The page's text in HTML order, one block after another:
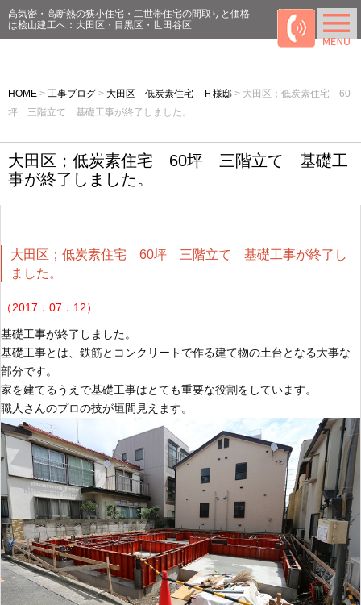
高気密・高断熱の狭小住宅・二世帯住宅の間取りと価格
は桧山建工へ：大田区・目黒区・世田谷区
HOME > 工事ブログ > 大田区 低炭素住宅 Ｈ様邸 > 大田区；低炭素住宅 60
坪 三階立て 基礎工事が終了しました。
大田区；低炭素住宅 60坪 三階立て 基礎工
事が終了しました。
大田区；低炭素住宅 60坪 三階立て 基礎工事が終了し
ました。
（2017．07．12）
基礎工事が終了しました。
基礎工事とは、鉄筋とコンクリートで作る建て物の土台となる大事な
部分です。
家を建てるうえで基礎工事はとても重要な役割をしています。
職人さんのプロの技が垣間見えます。